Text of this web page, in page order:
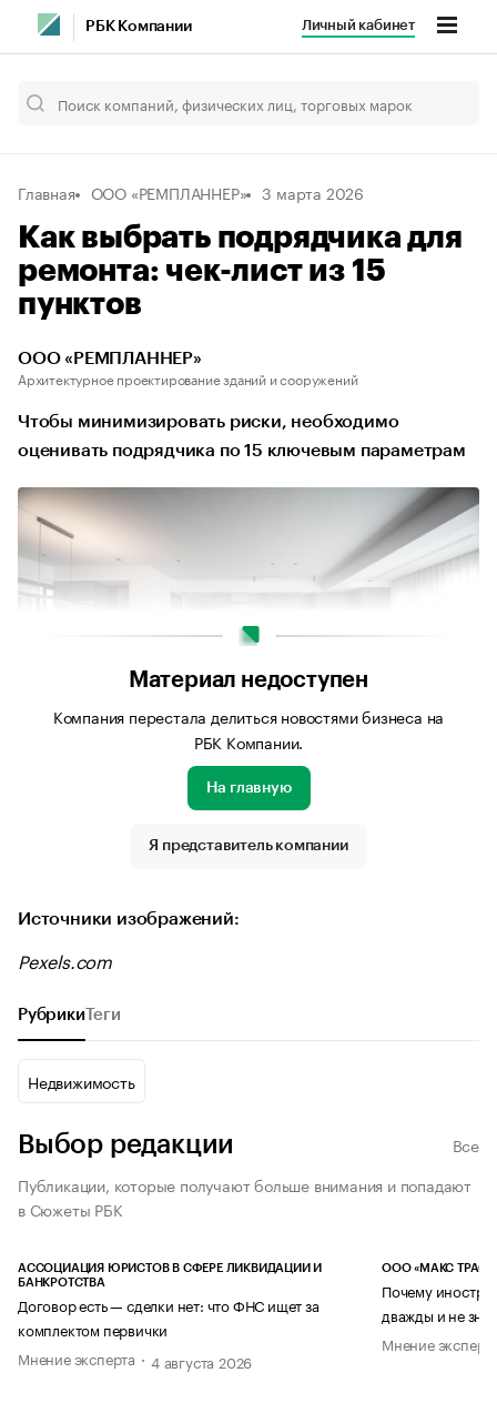
РБК Компании Личный кабинет
Главная ООО «РЕМПЛАННЕР» 3 марта 2026
Как выбрать подрядчика для
ремонта: чек-лист из 15
пунктов
ООО «РЕМПЛАННЕР»
Архитектурное проектирование зданий и сооружений
Чтобы минимизировать риски, необходимо
оценивать подрядчика по 15 ключевым параметрам
Источник изображения: Pexels.com
Материал недоступен
Компания перестала делиться новостями бизнеса на
РБК Компании.
На главную
Я представитель компании
Источники изображений:
Pexels.com
Рубрики Теги
Недвижимость
Выбор редакции
Все
Публикации, которые получают больше внимания и попадают
в Сюжеты РБК
АССОЦИАЦИЯ ЮРИСТОВ В СФЕРЕ ЛИКВИДАЦИИ И
БАНКРОТСТВА
Договор есть — сделки нет: что ФНС ищет за
комплектом первички
Мнение эксперта
4 августа 2026
ООО «МАКС ТРАСТ»
Почему
дважды и не
Мнение